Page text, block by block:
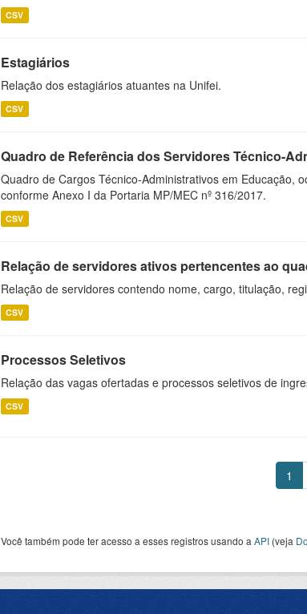
CSV
Estagiários
Relação dos estagiários atuantes na Unifei.
CSV
Quadro de Referência dos Servidores Técnico-
Quadro de Cargos Técnico-Administrativos em Educação,
conforme Anexo I da Portaria MP/MEC nº 316/2017.
CSV
Relação de servidores ativos pertencentes ao
Relação de servidores contendo nome, cargo, titulação,
CSV
Processos Seletivos
Relação das vagas ofertadas e processos seletivos de
CSV
1
Você também pode ter acesso a esses registros usando a API (veja